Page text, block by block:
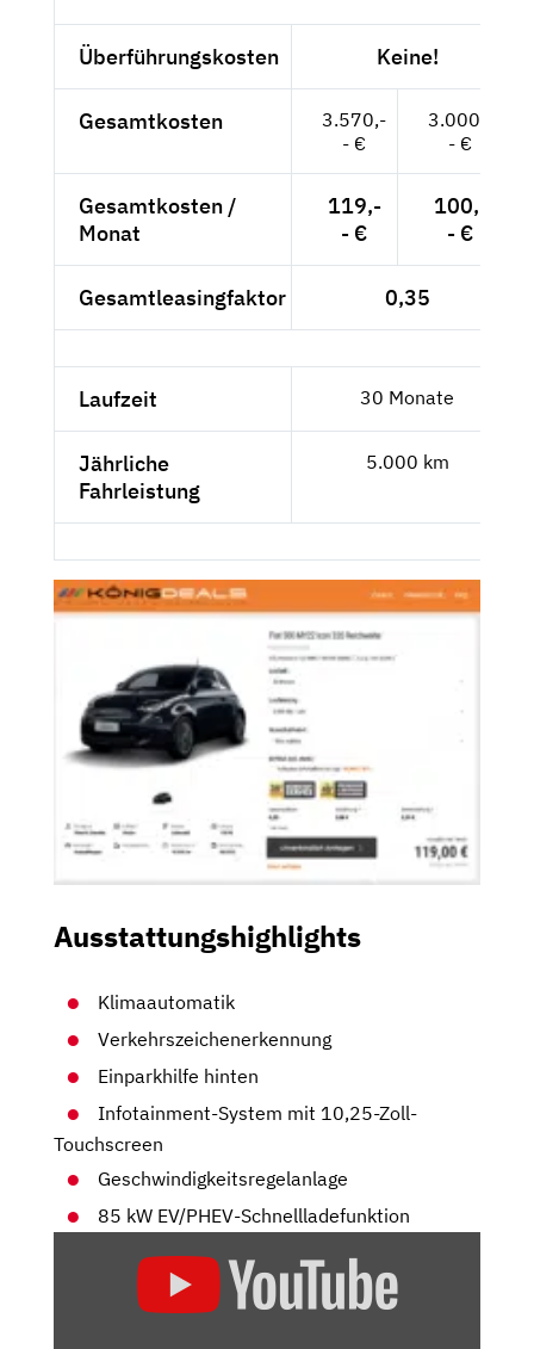
Überführungskosten Keine!
Gesamtkosten
3.570,-
- €
3.000,-
- €
Gesamtkosten /
Monat
119,-
- €
100,-
- €
Gesamtleasingfaktor 0,35
Laufzeit 30 Monate
Jährliche
Fahrleistung
5.000 km
Ausstattungshighlights
Klimaautomatik
Verkehrszeichenerkennung
Einparkhilfe hinten
Infotainment-System mit 10,25-Zoll-
Touchscreen
Geschwindigkeitsregelanlage
85 kW EV/PHEV-Schnellladefunktion
ELEKTRO: